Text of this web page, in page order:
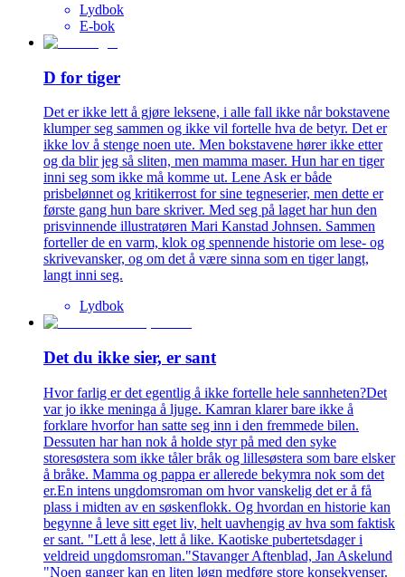
Lydbok
E-bok
D for tiger
Det er ikke lett å gjøre leksene, i alle fall ikke når bokstavene
klumper seg sammen og ikke vil fortelle hva de betyr. Det er
ikke lov å stenge noen ute. Men bokstavene hører ikke etter
og da blir jeg så sliten, men mamma maser. Hun har en tiger
inni seg som ikke må komme ut. Lene Ask er både
prisbelønnet og kritikerrost for sine tegneserier, men dette er
første gang hun bare skriver. Med seg på laget har hun den
prisvinnende illustratøren Mari Kanstad Johnsen. Sammen
forteller de en varm, klok og spennende historie om lese- og
skrivevansker, og om det å være sinna som en tiger langt,
langt inni seg.
Lydbok
Det du ikke sier, er sant
Hvor farlig er det egentlig å ikke fortelle hele sannheten?Det
var jo ikke meninga å ljuge. Kamran klarer bare ikke å
forklare hvorfor han satte seg inn i den fremmede bilen.
Dessuten har han nok å holde styr på med den syke
storesøstera som ikke tåler bråk og lillesøstera som bare elsker
å bråke. Mamma og pappa er allerede bekymra nok som det
er.En intens ungdomsroman om hvor vanskelig det er å få
plass i midten av en søskenflokk. Og hvordan en historie kan
begynne å leve sitt eget liv, helt uavhengig av hva som faktisk
er sant. "Lett å lese, lett å like. Kaotiske pubertetsdager i
veldreid ungdomsroman."Stavanger Aftenblad, Jan Askelund
"Noen ganger kan en liten løgn medføre store konsekvenser.